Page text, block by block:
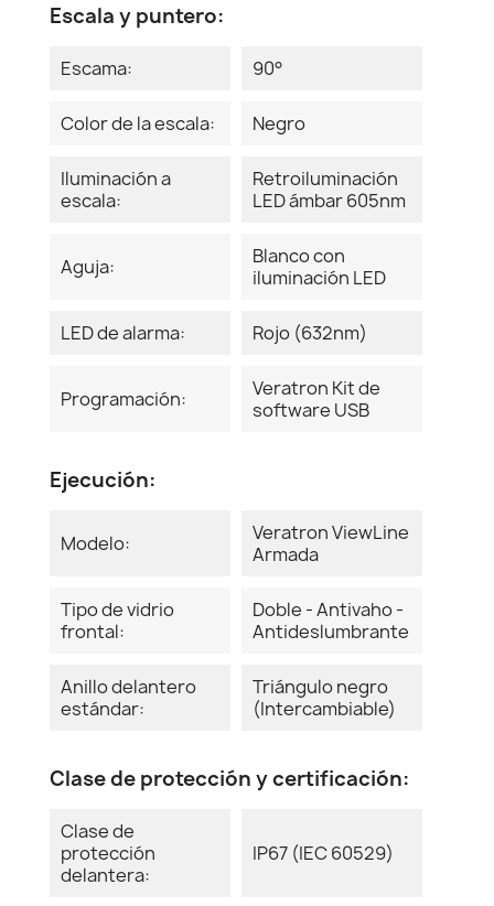
Escala y puntero:
Escama: 90°
Color de la escala: Negro
Iluminación a
escala:
Retroiluminación
LED ámbar 605nm
Aguja:
Blanco con
iluminación LED
LED de alarma: Rojo (632nm)
Programación:
Veratron Kit de
software USB
Ejecución:
Modelo:
Veratron ViewLine
Armada
Tipo de vidrio
frontal:
Doble - Antivaho -
Antideslumbrante
Anillo delantero
estándar:
Triángulo negro
(Intercambiable)
Clase de protección y certificación:
Clase de
protección
delantera:
IP67 (IEC 60529)